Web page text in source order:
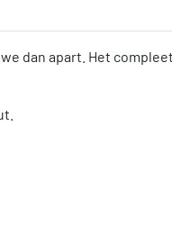
dan apart. Het